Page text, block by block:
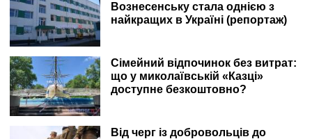
Вознесенську стала однією з
найкращих в Україні (репортаж)
Сімейний відпочинок без витрат:
що у миколаївській «Казці»
доступне безкоштовно?
Від черг із добровольців до